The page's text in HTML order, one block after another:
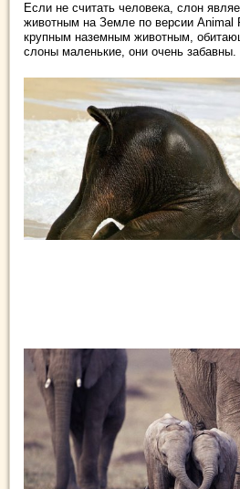
Если не считать человека, слон
животным на Земле по версии
крупным наземным животным,
слоны маленькие, они очень забавны.